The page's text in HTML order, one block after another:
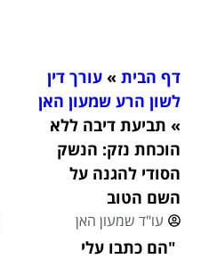
דף הבית »עורך דין
לשון הרע שמעון האן
» תביעת דיבה ללא
הוכחת נזק: הנשק
הסודי להגנה על
השם הטוב
עו"ד שמעון האן
"הם כתבו עלי